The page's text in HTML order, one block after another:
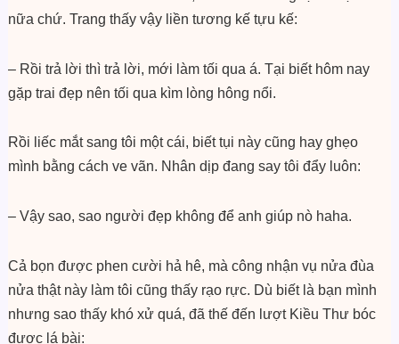
nữa chứ. Trang thấy vậy liền tương kế tựu kế:
– Rồi trả lời thì trả lời, mới làm tối qua á. Tại biết hôm nay
gặp trai đẹp nên tối qua kìm lòng hông nổi.
Rồi liếc mắt sang tôi một cái, biết tụi này cũng hay ghẹo
mình bằng cách ve vãn. Nhân dịp đang say tôi đẩy luôn:
– Vậy sao, sao người đẹp không để anh giúp nò haha.
Cả bọn được phen cười hả hê, mà công nhận vụ nửa đùa
nửa thật này làm tôi cũng thấy rạo rực. Dù biết là bạn mình
nhưng sao thấy khó xử quá, đã thế đến lượt Kiều Thư bóc
được lá bài: